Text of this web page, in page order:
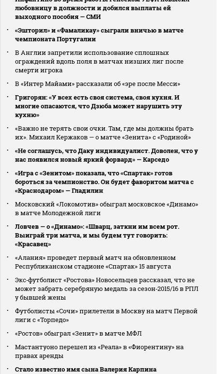
любовницу в должности и добился выплаты ей
выходного пособия — СМИ
«Эшторил» и «Фамаликау» сыграли вничью в матче
чемпионата Португалии
В Англии запретили использование сплошных
ограждений вдоль поля в матчах низших лиг после
смерти игрока
В «Интер Майами» рассказали об «эре после Месси»
Григорян: «У всех есть своя система, своя кухня. И
многие опасаются, что Дзюба может нарушить эту
кухню»
«Важно не терять свои очки. Там, где мы должны брать
их». Михаил Кержаков — о матче «Зенита» с «Родиной»
«Не соглашусь, что Даку индивидуалист. Доволен, что у
нас появился новый яркий форвард» — Карседо
«Игра с «Зенитом» показала, что «Спартак» готов
бороться за чемпионство. Он будет фаворитом матча с
«Краснодаром» — Гладилин
Московский «Локомотив» обыграл московское «Динамо»
в матче Молодежной лиги
Ловчев — о «Динамо»: «Шварц, заткни им всем рот.
Выиграй три матча, и мы будем тут говорить:
«Красавец»
«Алания» проведет первый матч на обновленном
Республиканском стадионе «Спартак» 15 августа
Экс‑футболист «Ростова» Новосельцев рассказал, что не
может забрать серебряную медаль за сезон‑2015/16 в РПЛ
у бывшей жены
Футболисты «Сочи» прилетели в Москву на матч Первой
лиги с «Торпедо»
«Ростов» обыграл «Зенит» в матче МФЛ
Мастантуоно перешел из «Реала» в «Фиорентину» на
правах аренды
Стало известно имя сына Валерия Карпина